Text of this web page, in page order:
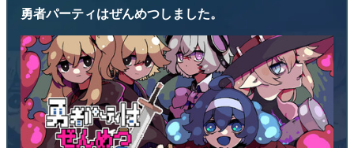
勇者パーティはぜんめつしました。